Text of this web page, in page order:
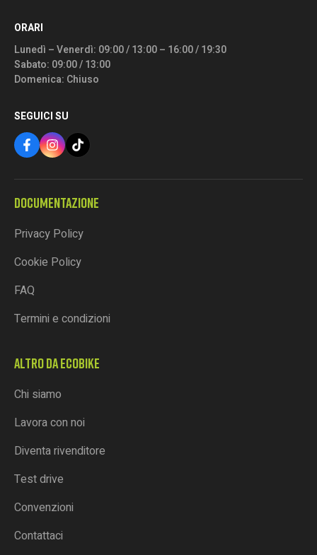
ORARI
Lunedì – Venerdì: 09:00 / 13:00 – 16:00 / 19:30
Sabato: 09:00 / 13:00
Domenica: Chiuso
SEGUICI SU
DOCUMENTAZIONE
Privacy Policy
Cookie Policy
FAQ
Termini e condizioni
ALTRO DA ECOBIKE
Chi siamo
Lavora con noi
Diventa rivenditore
Test drive
Convenzioni
Contattaci